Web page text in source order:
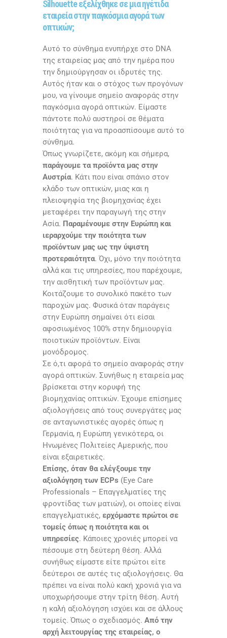
Silhouette εξελίχθηκε σε μια ηγέτιδα
εταιρεία στην παγκόσμια αγορά των
οπτικών;
Αυτό το σύνθημα ενυπήρχε στο DNA
της εταιρείας μας από την ημέρα που
την δημιούργησαν οι ιδρυτές της.
Αυτός ήταν και ο στόχος των προγόνων
μου, να γίνουμε σημείο αναφοράς στην
παγκόσμια αγορά οπτικών. Είμαστε
πάντοτε πολύ αυστηροί σε θέματα
ποιότητας για να προασπίσουμε αυτό το
σύνθημα.
Όπως γνωρίζετε, ακόμη και σήμερα,
παράγουμε τα προϊόντα μας στην
Αυστρία. Κάτι που είναι σπάνιο στον
κλάδο των οπτικών, μιας και η
πλειοψηφία της βιομηχανίας έχει
μεταφέρει την παραγωγή της στην
Ασία. Παραμένουμε στην Ευρώπη και
ιεραρχούμε την ποιότητα των
προϊόντων μας ως την ύψιστη
προτεραιότητα. Όχι, μόνο την ποιότητα
αλλά και τις υπηρεσίες, που παρέχουμε,
την αισθητική των προϊόντων μας.
Κοιτάζουμε το συνολικό πακέτο των
παροχών μας. Φυσικά όταν παράγεις
στην Ευρώπη σημαίνει ότι είσαι
αφοσιωμένος 100% στην δημιουργία
ποιοτικών προϊόντων. Είναι
μονόδρομος.
Σε ό,τι αφορά το σημείο αναφοράς στην
αγορά οπτικών. Συνήθως η εταιρεία μας
βρίσκεται στην κορυφή της
βιομηχανίας οπτικών. Έχουμε επίσημες
αξιολογήσεις από τους συνεργάτες μας
σε ανταγωνιστικές αγορές όπως η
Γερμανία, η Ευρώπη γενικότερα, οι
Ηνωμένες Πολιτείες Αμερικής, που
είναι εξαιρετικές.
Επίσης, όταν θα ελέγξουμε την
αξιολόγηση των ECPs (Eye Care
Professionals – Επαγγελματίες της
φροντίδας των ματιών), οι οποίες είναι
επαγγελματικές, ερχόμαστε πρώτοι σε
τομείς όπως η ποιότητα και οι
υπηρεσίες. Κάποιες χρονιές μπορεί να
πέσουμε στη δεύτερη θέση. Αλλά
συνήθως είμαστε είτε πρώτοι είτε
δεύτεροι σε αυτές τις αξιολογήσεις. Θα
πρέπει να είναι πολύ κακή χρονιά για να
υποχωρήσουμε στην τρίτη θέση. Αυτή
η καλή αξιολόγηση ισχύει και σε άλλους
τομείς. Όπως ο σχεδιασμός. Από την
αρχή λειτουργίας της εταιρείας, ο